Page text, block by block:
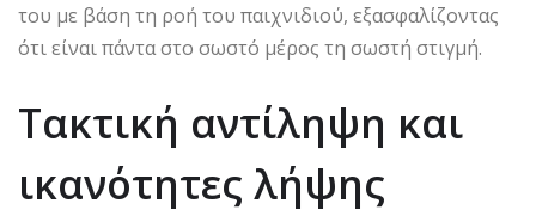
του με βάση τη ροή του παιχνιδιού, εξασφαλίζοντας
ότι είναι πάντα στο σωστό μέρος τη σωστή στιγμή.
Τακτική αντίληψη και
ικανότητες λήψης